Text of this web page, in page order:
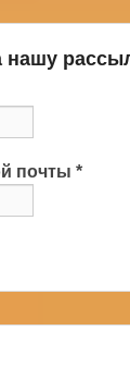
почты*